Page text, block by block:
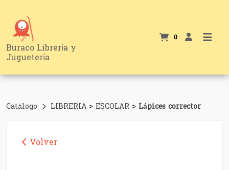
Buraco Librería y
Juguetería
0
Catálogo LIBRERIA > ESCOLAR > Lápices corrector
Volver